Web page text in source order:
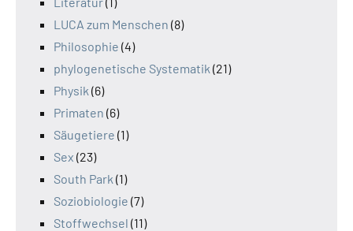
LUCA zum Menschen (8)
Philosophie (4)
phylogenetische Systematik (21)
Physik (6)
Primaten (6)
Säugetiere (1)
Sex (23)
South Park (1)
Soziobiologie (7)
Stoffwechsel (11)